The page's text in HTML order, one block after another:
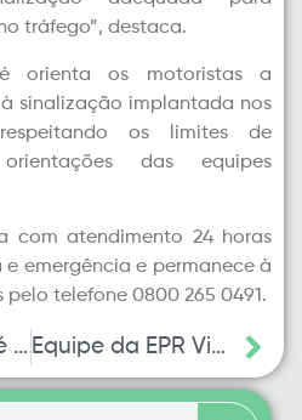
tráfego”, destaca.
orienta os motoristas a
sinalização implantada nos
os limites de
das equipes
com atendimento 24 horas
emergência e permanece à
telefone 0800 265 0491.
EPR Vias do Café realiza ação do Maio Amarelo e destaca melhorias de segurança na MGC-491 em Alfenas Equipe da EPR Vias do Café realiza parto na MGC-491, em Três Corações